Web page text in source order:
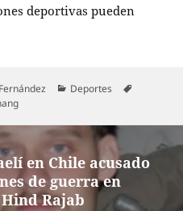
deportivas pueden
Categorías
Deportes
en Chile acusado
de guerra en
Rajab